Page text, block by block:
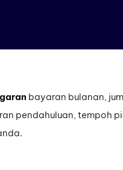
bayaran bulanan,
pendahuluan, tempoh